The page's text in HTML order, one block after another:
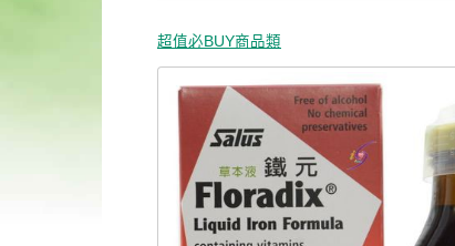
超值必BUY商品類